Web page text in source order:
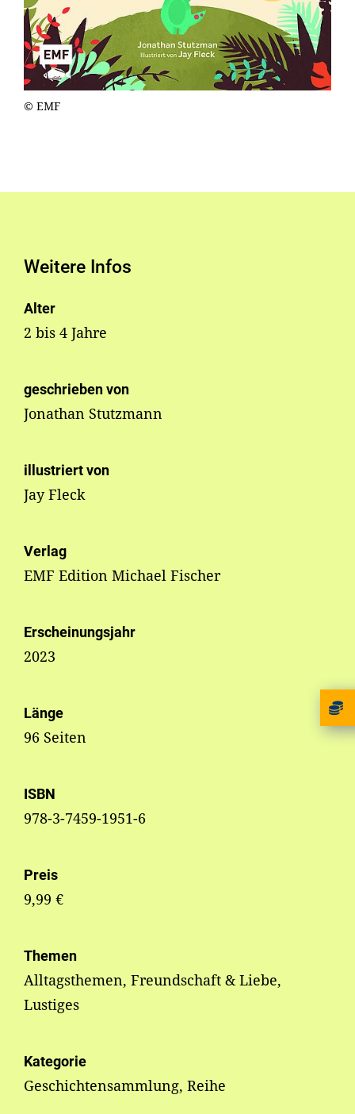
© EMF
Weitere Infos
Alter
2 bis 4 Jahre
geschrieben von
Jonathan Stutzmann
illustriert von
Jay Fleck
Verlag
EMF Edition Michael Fischer
Erscheinungsjahr
2023
Länge
96 Seiten
ISBN
978-3-7459-1951-6
Preis
9,99 €
Themen
Alltagsthemen, Freundschaft & Liebe,
Lustiges
Kategorie
Geschichtensammlung, Reihe